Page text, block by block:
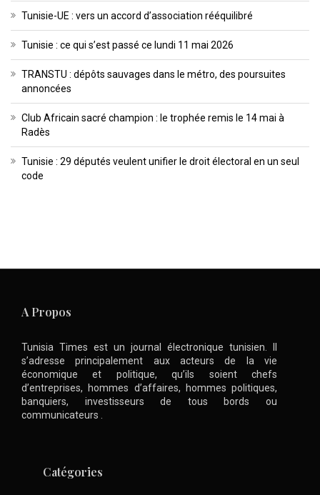
Tunisie-UE : vers un accord d’association rééquilibré
Tunisie : ce qui s’est passé ce lundi 11 mai 2026
TRANSTU : dépôts sauvages dans le métro, des poursuites
annoncées
Club Africain sacré champion : le trophée remis le 14 mai à
Radès
Tunisie : 29 députés veulent unifier le droit électoral en un seul
code
A Propos
Tunisia Times est un journal électronique tunisien. Il
s’adresse principalement aux acteurs de la vie
économique et politique, qu’ils soient chefs
d’entreprises, hommes d’affaires, hommes politiques,
banquiers, investisseurs de tous bords ou
communicateurs .
Catégories